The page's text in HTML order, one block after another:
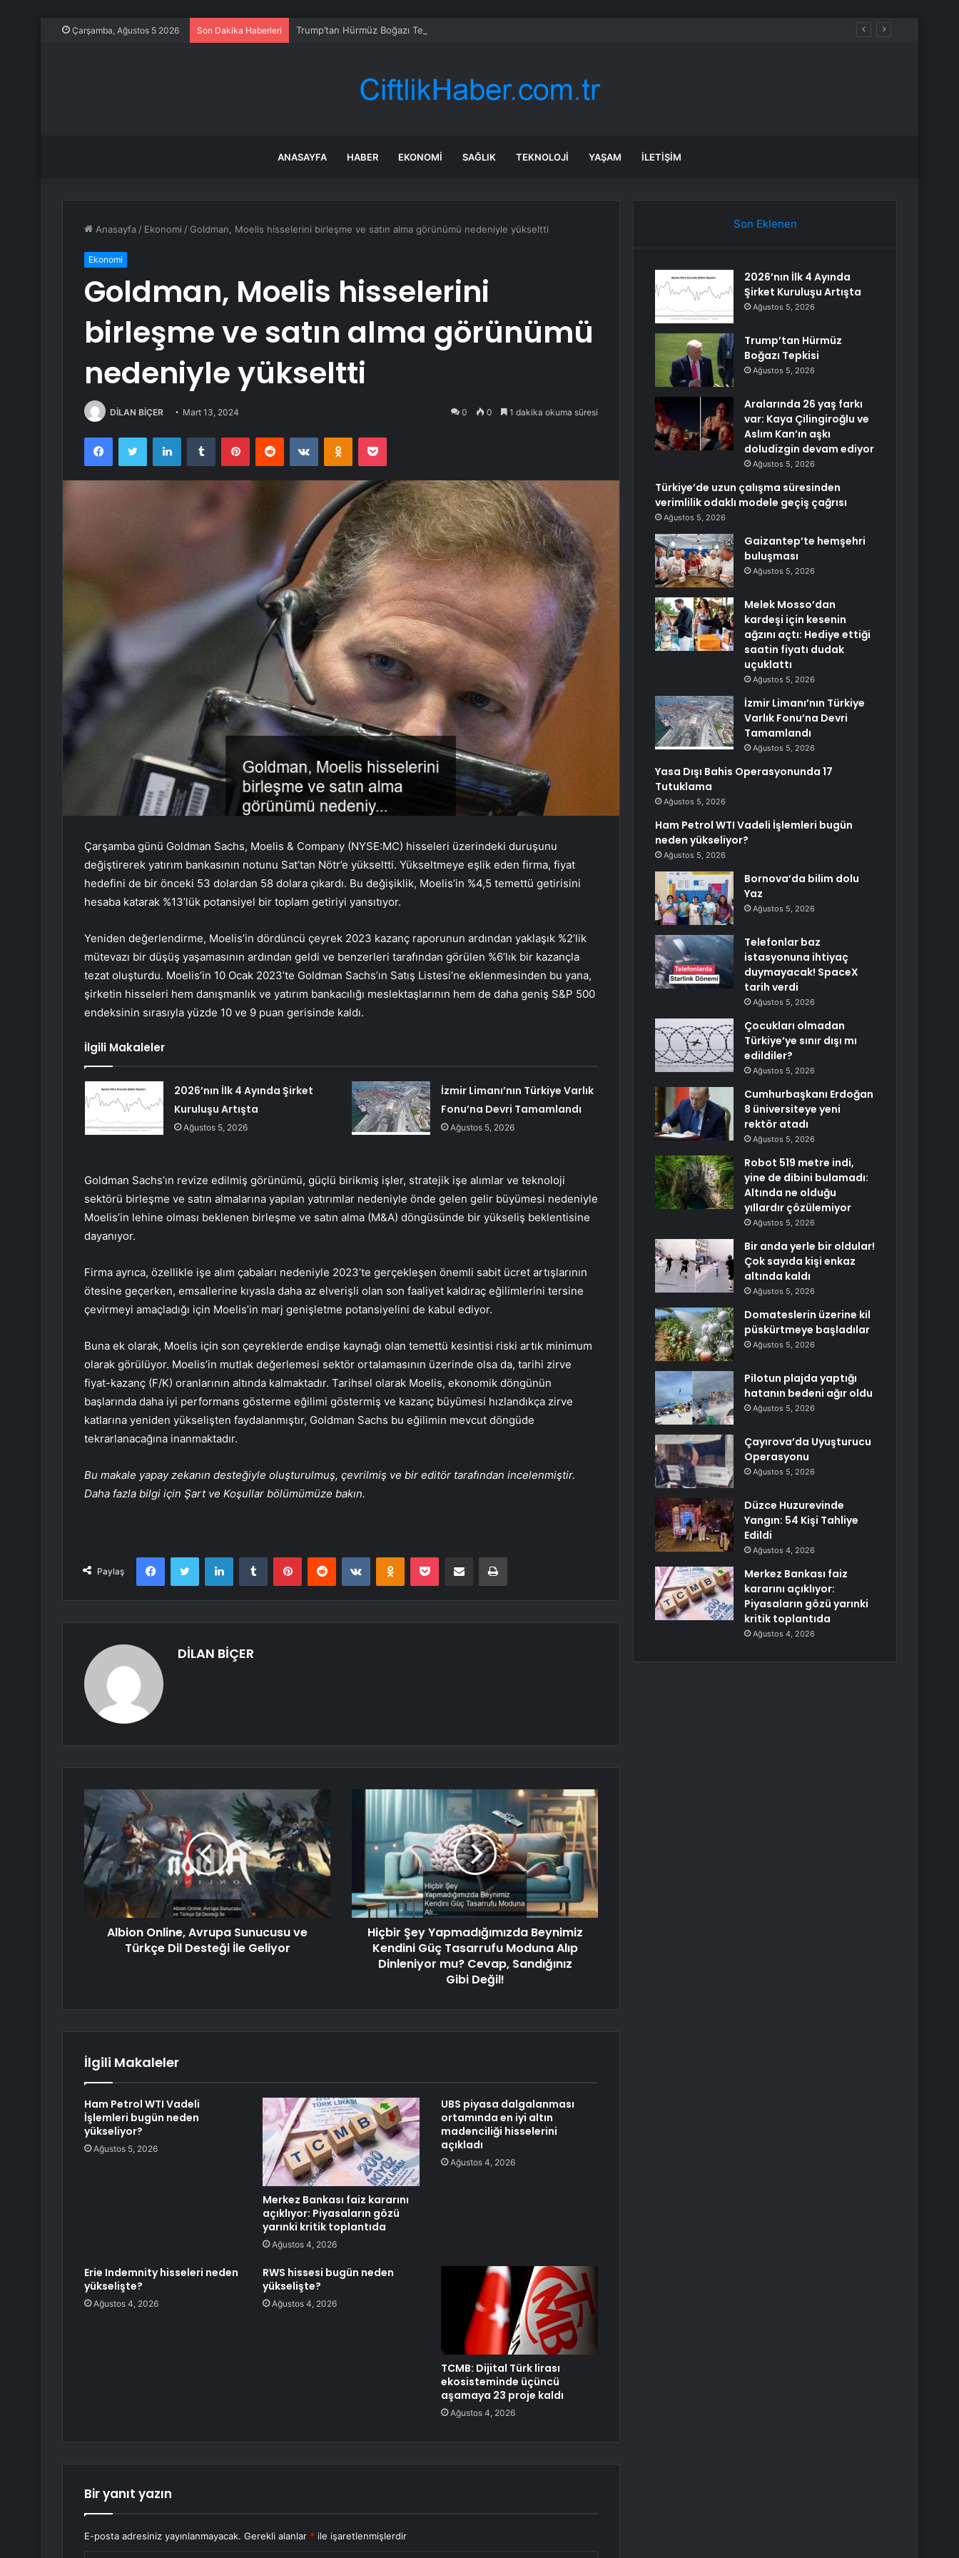
Çarşamba, Ağustos 5 2026 Son Dakika Haberleri Trump’tan Hürmüz Boğazı Tepkisi
ANASAYFA HABER EKONOMI SAĞLIK TEKNOLOJI YAŞAM İLETIŞIM
Anasayfa / Ekonomi / Goldman, Moelis hisselerini birleşme ve satın alma görünümü nedeniyle yükseltti
Ekonomi
Goldman, Moelis hisselerini
birleşme ve satın alma görünümü
nedeniyle yükseltti
DİLAN BİÇER Mart 13, 2024 0 0 1 dakika okuma süresi
FacebookTwitter LinkedInTumblr PinterestReddit VKontakteOdnoklassniki
Pocket
Çarşamba günü Goldman Sachs, Moelis & Company (NYSE:MC) hisseleri üzerindeki duruşunu
değiştirerek yatırım bankasının notunu Sat’tan Nötr’e yükseltti. Yükseltmeye eşlik eden firma, fiyat
hedefini de bir önceki 53 dolardan 58 dolara çıkardı. Bu değişiklik, Moelis’in %4,5 temettü getirisini
hesaba katarak %13’lük potansiyel bir toplam getiriyi yansıtıyor.
Yeniden değerlendirme, Moelis’in dördüncü çeyrek 2023 kazanç raporunun ardından yaklaşık %2’lik
mütevazı bir düşüş yaşamasının ardından geldi ve benzerleri tarafından görülen %6’lık bir kazançla
tezat oluşturdu. Moelis’in 10 Ocak 2023’te Goldman Sachs’ın Satış Listesi’ne eklenmesinden bu yana,
şirketin hisseleri hem danışmanlık ve yatırım bankacılığı meslektaşlarının hem de daha geniş S&P 500
endeksinin sırasıyla yüzde 10 ve 9 puan gerisinde kaldı.
İlgili Makaleler
2026’nın İlk 4 Ayında Şirket
Kuruluşu Artışta
Ağustos 5, 2026
İzmir Limanı’nın Türkiye Varlık
Fonu’na Devri Tamamlandı
Ağustos 5, 2026
Goldman Sachs’ın revize edilmiş görünümü, güçlü birikmiş işler, stratejik işe alımlar ve teknoloji
sektörü birleşme ve satın almalarına yapılan yatırımlar nedeniyle önde gelen gelir büyümesi nedeniyle
Moelis’in lehine olması beklenen birleşme ve satın alma (M&A) döngüsünde bir yükseliş beklentisine
dayanıyor.
Firma ayrıca, özellikle işe alım çabaları nedeniyle 2023’te gerçekleşen önemli sabit ücret artışlarının
ötesine geçerken, emsallerine kıyasla daha az elverişli olan son faaliyet kaldıraç eğilimlerini tersine
çevirmeyi amaçladığı için Moelis’in marj genişletme potansiyelini de kabul ediyor.
Buna ek olarak, Moelis için son çeyreklerde endişe kaynağı olan temettü kesintisi riski artık minimum
olarak görülüyor. Moelis’in mutlak değerlemesi sektör ortalamasının üzerinde olsa da, tarihi zirve
fiyat-kazanç (F/K) oranlarının altında kalmaktadır. Tarihsel olarak Moelis, ekonomik döngünün
başlarında daha iyi performans gösterme eğilimi göstermiş ve kazanç büyümesi hızlandıkça zirve
katlarına yeniden yükselişten faydalanmıştır, Goldman Sachs bu eğilimin mevcut döngüde
tekrarlanacağına inanmaktadır.
Bu makale yapay zekanın desteğiyle oluşturulmuş, çevrilmiş ve bir editör tarafından incelenmiştir.
Daha fazla bilgi için Şart ve Koşullar bölümümüze bakın.
Paylaş
FacebookTwitter LinkedInTumblr PinterestReddit VKontakteOdnoklassniki
Pocket E-Posta ile paylaş Yazdır
DİLAN BİÇER
Albion Online, Avrupa Sunucusu ve
Türkçe Dil Desteği İle Geliyor
Hiçbir Şey Yapmadığımızda Beynimiz
Kendini Güç Tasarrufu Moduna Alıp
Dinleniyor mu? Cevap, Sandığınız
Gibi Değil!
İlgili Makaleler
Ham Petrol WTI Vadeli
İşlemleri bugün neden
yükseliyor?
Ağustos 5, 2026
Merkez Bankası faiz kararını
açıklıyor: Piyasaların gözü
yarınki kritik toplantıda
Ağustos 4, 2026
UBS piyasa dalgalanması
ortamında en iyi altın
madenciliği hisselerini
açıkladı
Ağustos 4, 2026
Erie Indemnity hisseleri neden
yükselişte?
Ağustos 4, 2026
RWS hissesi bugün neden
yükselişte?
Ağustos 4, 2026
TCMB: Dijital Türk lirası
ekosisteminde üçüncü
aşamaya 23 proje kaldı
Ağustos 4, 2026
Bir yanıt yazın
E-posta adresiniz yayınlanmayacak. Gerekli alanlar * ile işaretlenmişlerdir
Son Eklenen
2026’nın İlk 4 Ayında
Şirket Kuruluşu Artışta
Ağustos 5, 2026
Trump’tan Hürmüz
Boğazı Tepkisi
Ağustos 5, 2026
Aralarında 26 yaş farkı
var: Kaya Çilingiroğlu ve
Aslım Kan’ın aşkı
doludizgin devam ediyor
Ağustos 5, 2026
Türkiye’de uzun çalışma süresinden
verimlilik odaklı modele geçiş çağrısı
Ağustos 5, 2026
Gaizantep’te hemşehri
buluşması
Ağustos 5, 2026
Melek Mosso’dan
kardeşi için kesenin
ağzını açtı: Hediye ettiği
saatin fiyatı dudak
uçuklattı
Ağustos 5, 2026
İzmir Limanı’nın Türkiye
Varlık Fonu’na Devri
Tamamlandı
Ağustos 5, 2026
Yasa Dışı Bahis Operasyonunda 17
Tutuklama
Ağustos 5, 2026
Ham Petrol WTI Vadeli İşlemleri bugün
neden yükseliyor?
Ağustos 5, 2026
Bornova’da bilim dolu
Yaz
Ağustos 5, 2026
Telefonlar baz
istasyonuna ihtiyaç
duymayacak! SpaceX
tarih verdi
Ağustos 5, 2026
Çocukları olmadan
Türkiye’ye sınır dışı mı
edildiler?
Ağustos 5, 2026
Cumhurbaşkanı Erdoğan
8 üniversiteye yeni
rektör atadı
Ağustos 5, 2026
Robot 519 metre indi,
yine de dibini bulamadı:
Altında ne olduğu
yıllardır çözülemiyor
Ağustos 5, 2026
Bir anda yerle bir oldular!
Çok sayıda kişi enkaz
altında kaldı
Ağustos 5, 2026
Domateslerin üzerine kil
püskürtmeye başladılar
Ağustos 5, 2026
Pilotun plajda yaptığı
hatanın bedeni ağır oldu
Ağustos 5, 2026
Çayırova’da Uyuşturucu
Operasyonu
Ağustos 5, 2026
Düzce Huzurevinde
Yangın: 54 Kişi Tahliye
Edildi
Ağustos 4, 2026
Merkez Bankası faiz
kararını açıklıyor:
Piyasaların gözü yarınki
kritik toplantıda
Ağustos 4, 2026